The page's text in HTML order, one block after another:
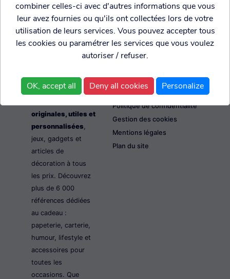
boutique
spécialisée dans
originales, utiles et
personnalisées,
jeux, gadgets et
articles de
décoration à tous
les prix. Découvrez
plus de 6 000
références dédiées
au cadeau :
papeterie, carterie,
humour, lifestyle et
accessoires pour
toutes les
occasions. Que
Conditions générales de
Politique de confidentialité
Gestion des cookies
Mentions légales
Plan du site
combiner celles-ci avec d'autres informations que vous
leur avez fournies ou qu'ils ont collectées lors de votre
utilisation de leurs services. Vous pouvez accepter tous
les cookies ou paramétrer les services que vous voulez
autoriser / refuser.
OK, accept all Deny all cookies Personalize